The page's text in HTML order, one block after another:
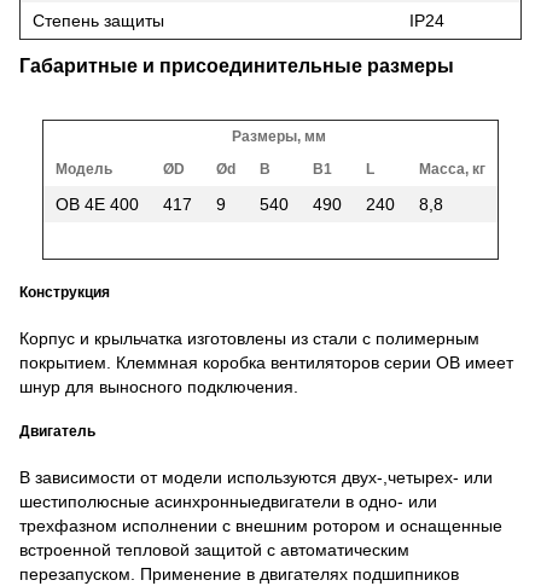
Степень защиты IP24
Габаритные и присоединительные размеры
Размеры, мм
Модель
ØD Ød B B1 L Масса, кг
ОВ 4Е 400 417 9 540 490 240 8,8
Конструкция
Корпус и крыльчатка изготовлены из стали с полимерным
покрытием. Клеммная коробка вентиляторов серии ОВ имеет
шнур для выносного подключения.
Двигатель
В зависимости от модели используются двух-,четырех- или
шестиполюсные асинхронныедвигатели в одно- или
трехфазном исполнении с внешним ротором и оснащенные
встроенной тепловой защитой с автоматическим
перезапуском. Применение в двигателях подшипников